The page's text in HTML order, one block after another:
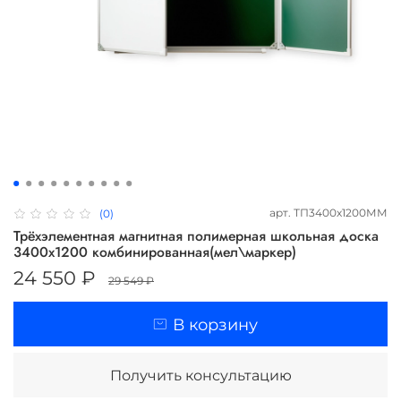
(0) арт. ТП3400х1200ММ
Трёхэлементная магнитная полимерная школьная доска
3400х1200 комбинированная(мел\маркер)
24 550 ₽ 29 549 ₽
В корзину
Получить консультацию